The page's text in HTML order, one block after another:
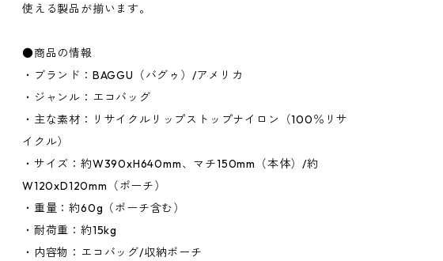
使える製品が揃います。
●商品の情報
・ブランド：BAGGU（バグゥ）/アメリカ
・ジャンル：エコバッグ
・主な素材：リサイクルリップストップナイロン（100％リサ
イクル）
・サイズ：約W390xH640mm、マチ150mm（本体）/約
W120xD120mm（ポーチ）
・重量：約60g（ポーチ含む）
・耐荷重：約15kg
・内容物：エコバッグ/収納ポーチ